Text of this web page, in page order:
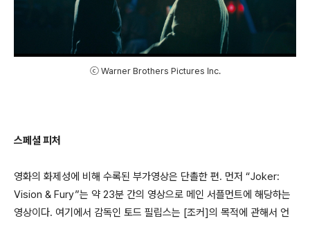
ⓒ Warner Brothers Pictures Inc.
스페셜 피처
영화의 화제성에 비해 수록된 부가영상은 단촐한 편. 먼저 “Joker:
Vision & Fury”는 약 23분 간의 영상으로 메인 서플먼트에 해당하는
영상이다. 여기에서 감독인 토드 필립스는 [조커]의 목적에 관해서 언